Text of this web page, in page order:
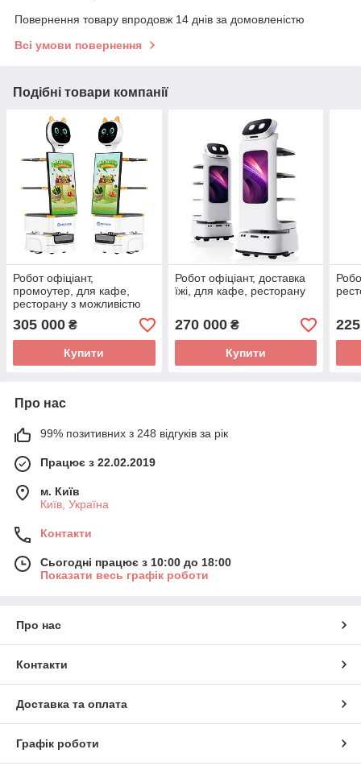
Повернення товару впродовж 14 днів за домовленістю
Всі умови повернення
Подібні товари компанії
Робот офіціант,
промоутер, для кафе,
ресторану з можливістю
приймання замовлення
(Комплект для приймання
замовлення в подарунок)
305 000 ₴
Купити
Робот офіціант, доставка
їжі, для кафе, ресторану
270 000₴
Купити
Про нас
99% позитивних з 248 відгуків за рік
Працює з 22.02.2019
м. Київ
Київ, Україна
Контакти
Сьогодні працює з 10:00 до 18:00
Показати весь графік роботи
Про нас
Контакти
Доставка та оплата
Графік роботи